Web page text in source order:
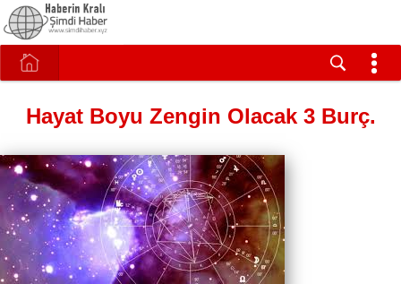
Hayat Boyu Zengin Olacak 3 Burç.